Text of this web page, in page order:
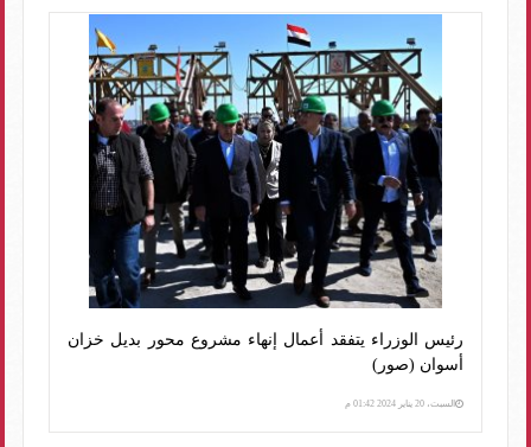
رئيس الوزراء يتفقد أعمال إنهاء مشروع محور بديل خزان
أسوان (صور)
السبت، 20 يناير 2024 01:42 م